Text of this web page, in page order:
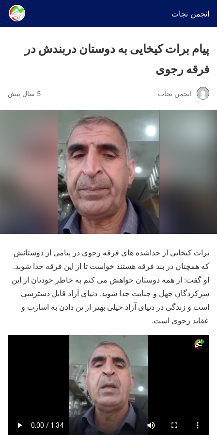
انجمن نجات
پیام برات کیخایی به دوستان دربندش در
فرقه رجوی
انجمن نجات 5 سال پیش
برات کیخایی از جداشده های فرقه رجوی در پیامی از دوستانش
که همچنان در بند فرقه هستند خواست تا از این فرقه جدا شوند.
او گفت: از همه دوستان خواهش می کنم به خاطر خودتان از این
سرکردگان جهل و جنایت جدا شوید. دنیای آزاد قابل دسترسی
است و زندگی در دنیای آزاد خیلی بهتر از تن دادن به اسارت و
عقاید رجوی است.